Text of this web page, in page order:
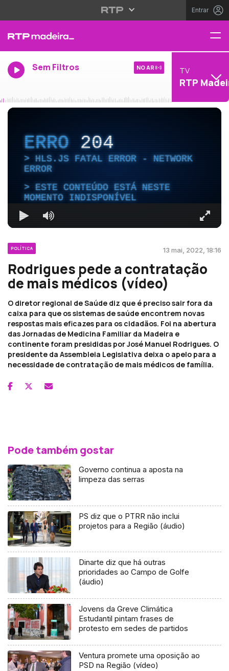
Entrar
Sem Filtros NO AR TV
RTP
ERRO204
HLS.JS FATAL ERROR - NETWORK
ERROR
ESTE CONTEÚDO ESTÁ NESTE
MOMENTO INDISPONÍVEL
POLÍTICA 13 mai, 2022, 18:16
Rodrigues pede a contratação
de mais médicos (vídeo)
O diretor regional de Saúde diz que é preciso sair fora da
caixa para que os sistemas de saúde encontrem novas
respostas mais eficazes para os cidadãos. Foi na abertura
das Jornadas de Medicina Familiar da Madeira e
continente foram presididas por José Manuel Rodrigues. O
presidente da Assembleia Legislativa deixa o apelo para a
necessidade de contratação de mais médicos de família.
Pode também gostar
Governo continua a aposta na
limpeza das serras
PS diz que o PTRR não inclui
projetos para a Região (áudio)
Dinarte diz que há outras
prioridades ao Campo de Golfe
(áudio)
Jovens da Greve Climática
Estudantil pintam frases de
protesto em sedes de partidos
Ventura promete uma oposição ao
PSD na Região (vídeo)